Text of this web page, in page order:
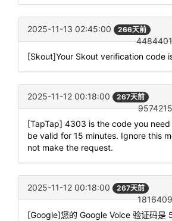
2025-11-13 02:45:00 266天前
[Skout]Your Skout verification code
2025-11-12 00:18:00 267天前
[TapTap] 4303 is the code you
be valid for 15 minutes. Ignore this
not make the request.
2025-11-12 00:18:00 267天前
[Google]您的 Google Voice 验证码是